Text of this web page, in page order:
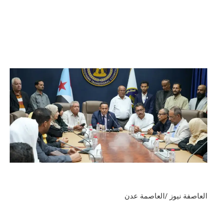
العاصفة نيوز /العاصمة عدن